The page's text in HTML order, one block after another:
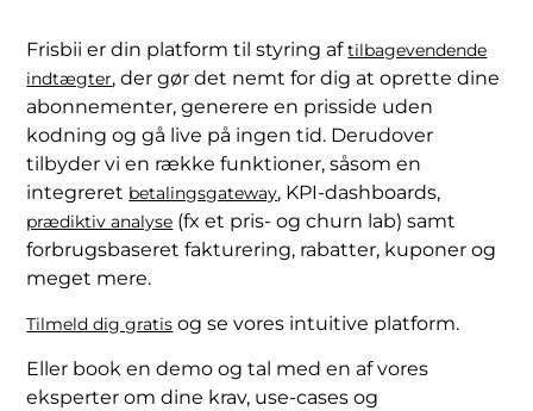
Frisbii er din platform til styring aftilbagevendende
indtægter, der gør det nemt for dig at oprette dine
abonnementer, generere en prisside uden
kodning og gå live på ingen tid. Derudover
tilbyder vi en række funktioner, såsom en
integreret betalingsgateway, KPI-dashboards,
prædiktiv analyse (fx et pris- og churn lab) samt
forbrugsbaseret fakturering, rabatter, kuponer og
meget mere.
Tilmeld dig gratis og se vores intuitive platform.
Eller book en demo og tal med en af vores
eksperter om dine krav, use-cases og